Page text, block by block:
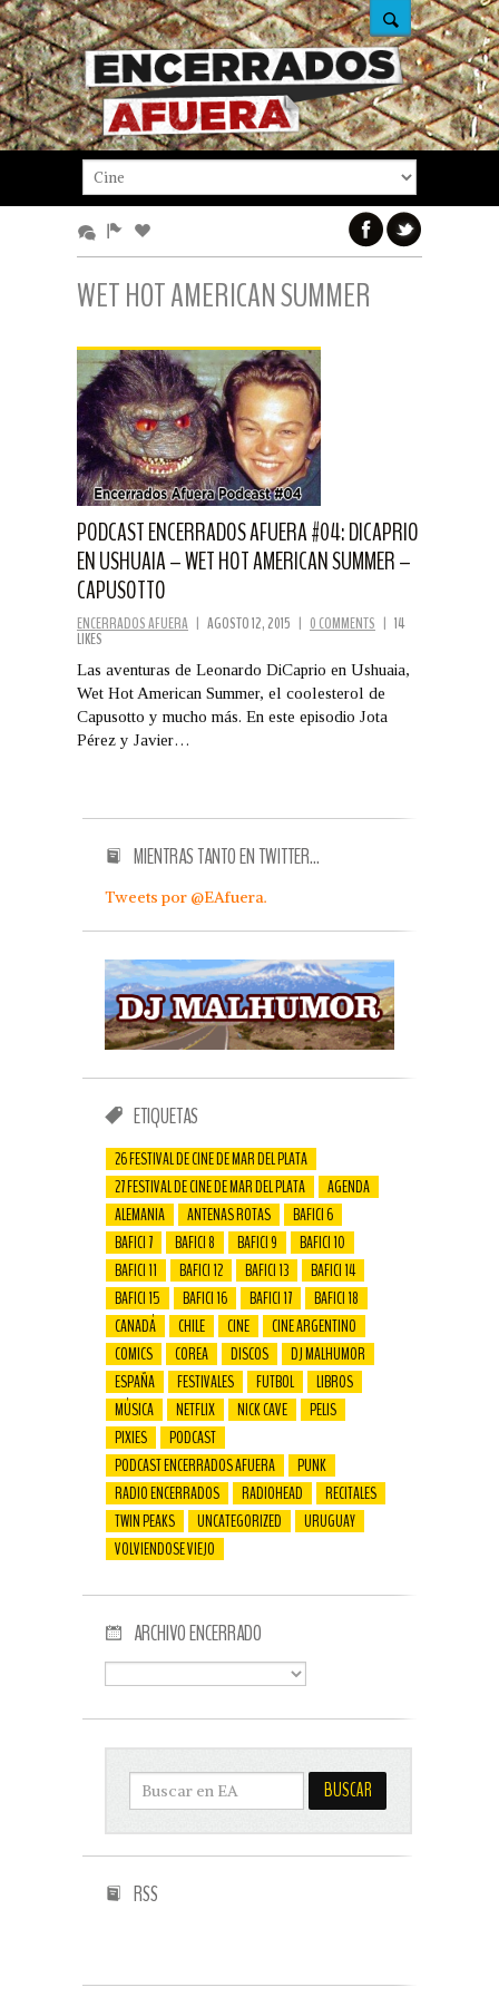
WET HOT AMERICAN SUMMER
PODCAST ENCERRADOS AFUERA #04: DICAPRIO
EN USHUAIA – WET HOT AMERICAN SUMMER –
CAPUSOTTO
ENCERRADOS AFUERA | AGOSTO 12, 2015 | 0 COMMENTS | 14
LIKES
Las aventuras de Leonardo DiCaprio en Ushuaia,
Wet Hot American Summer, el coolesterol de
Capusotto y mucho más. En este episodio Jota
Pérez y Javier…
MIENTRAS TANTO EN TWITTER…
Tweets por @EAfuera.
ETIQUETAS
26 FESTIVAL DE CINE DE MAR DEL PLATA
27 FESTIVAL DE CINE DE MAR DEL PLATA
AGENDA
ALEMANIA
ANTENAS ROTAS
BAFICI 6
BAFICI 7
BAFICI 8 BAFICI 9
BAFICI 10
BAFICI 11
BAFICI 12 BAFICI 13
BAFICI 14
BAFICI 15
BAFICI 16 BAFICI 17
BAFICI 18
CANADÁ
CHILE CINE
CINE ARGENTINO
COMICS
COREA DISCOS
DJ MALHUMOR
ESPAÑA
FESTIVALES FUTBOL
LIBROS
MÚSICA
NETFLIX NICK CAVE
PELIS
PIXIES
PODCAST
PODCAST ENCERRADOS AFUERA
PUNK
RADIO ENCERRADOS
RADIOHEAD
RECITALES
TWIN PEAKS
UNCATEGORIZED
URUGUAY
VOLVIENDOSE VIEJO
ARCHIVO ENCERRADO
RSS